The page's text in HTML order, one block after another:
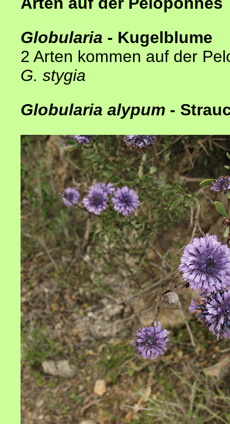
Globularia - Kugelblume
2 Arten kommen auf der
G. stygia
Globularia alypum -